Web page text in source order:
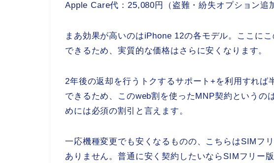
Apple Care代：25,080円（盗難・紛失オプション追
まあ効果が高いのはiPhone 12の各モデル。ここに
できるため、実質的な価格はさらに安くなります。
2年後の返却を行うトクするサポート+を利用すれば
できるため、このweb割を使ったMNP契約というの
めには必須の割引と言えます。
一応機種変更でも安くなるものの、こちらはSIMフ
ありません。普通に安く契約したいならSIMフリー